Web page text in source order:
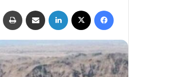
فيسبوك لينكدإن مشاركة عبر البريد